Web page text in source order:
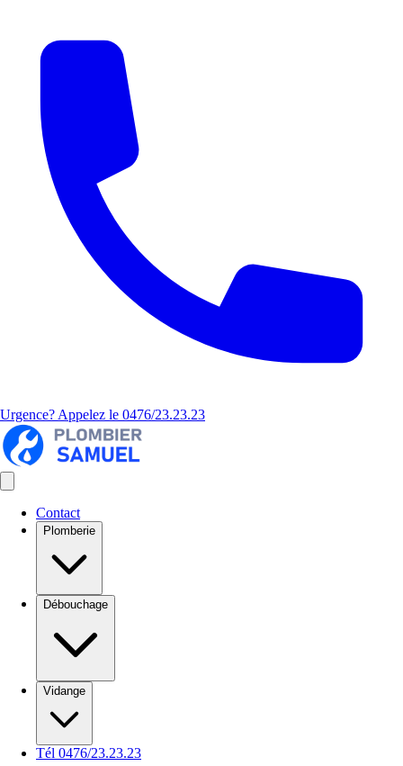
Urgence? Appelez le 0476/23.23.23
Contact
Plomberie
Débouchage
Vidange
Tél 0476/23.23.23